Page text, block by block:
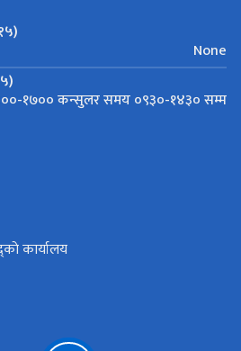
None
१७०० कन्सुलर समय ०९३०-१४३० सम्म
कार्यालय